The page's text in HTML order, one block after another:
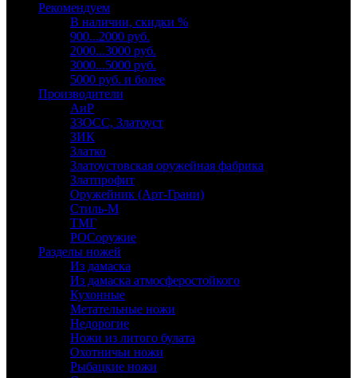
Рекомендуем
В наличии, скидки %
900...2000 руб.
2000...3000 руб.
3000...5000 руб.
5000 руб. и более
Производители
АиР
ЗЗОСС, Златоуст
ЗИК
Златко
Златоустовская оружейная фабрика
Златпрофит
Оружейник (Арт-Грани)
Стиль-М
ТМГ
РОСоружие
Разделы ножей
Из дамаска
Из дамаска атмосферостойкого
Кухонные
Метательные ножи
Недорогие
Ножи из литого булата
Охотничьи ножи
Рыбацкие ножи